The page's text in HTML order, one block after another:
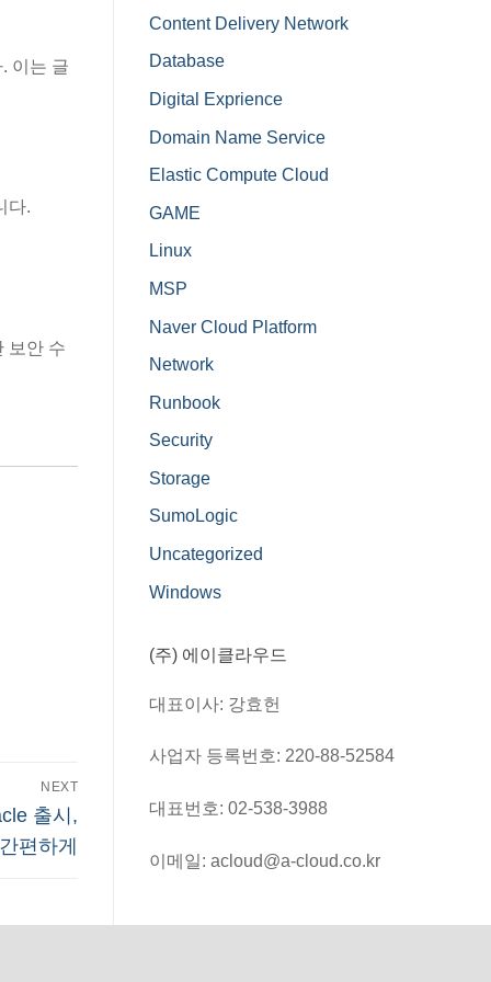
이는 글
다.
보안 수
NEXT
출시,
편하게
Content Delivery Network
Database
Digital Exprience
Domain Name Service
Elastic Compute Cloud
GAME
Linux
MSP
Naver Cloud Platform
Network
Runbook
Security
Storage
SumoLogic
Uncategorized
Windows
(주) 에이클라우드
대표이사: 강효헌
사업자 등록번호: 220-88-52584
대표번호: 02-538-3988
이메일: acloud@a-cloud.co.kr